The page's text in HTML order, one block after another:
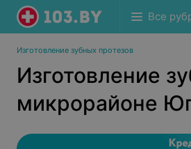
Все
Изготовление зубных протезов
Изготовление
микрорайоне